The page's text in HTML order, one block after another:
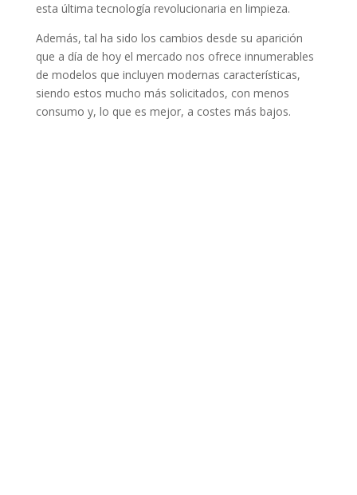
esta última tecnología revolucionaria en limpieza.
Además, tal ha sido los cambios desde su aparición
que a día de hoy el mercado nos ofrece innumerables
de modelos que incluyen modernas características,
siendo estos mucho más solicitados, con menos
consumo y, lo que es mejor, a costes más bajos.